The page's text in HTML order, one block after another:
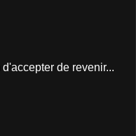
de revenir...